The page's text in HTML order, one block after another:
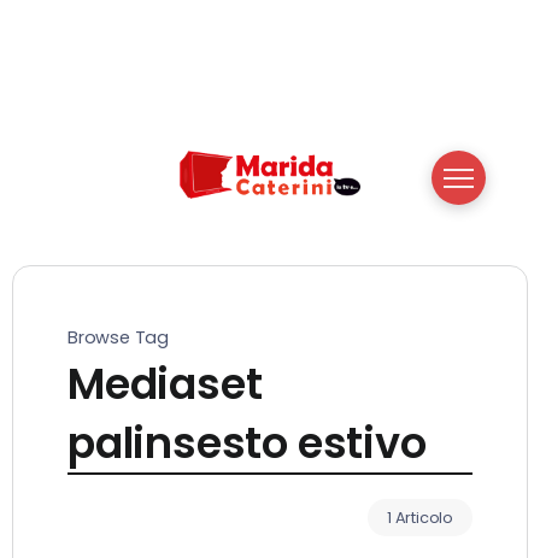
Browse Tag
Mediaset
palinsesto estivo
1 Articolo